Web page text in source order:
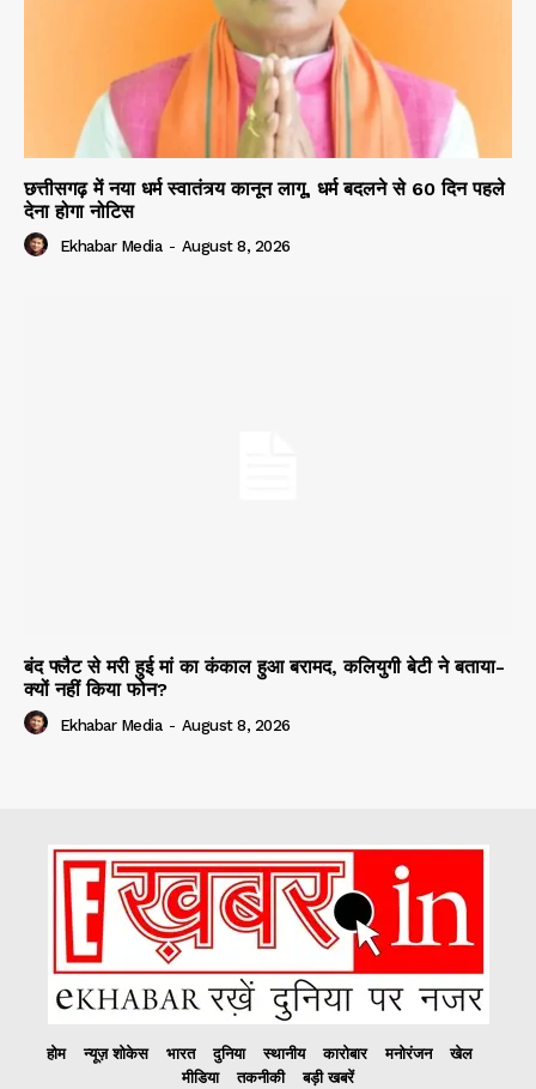
छत्तीसगढ़ में नया धर्म स्वातंत्र्य कानून लागू, धर्म बदलने से 60 दिन पहले
देना होगा नोटिस
Ekhabar Media - August 8, 2026
बंद फ्लैट से मरी हुई मां का कंकाल हुआ बरामद, कलियुगी बेटी ने बताया-
क्यों नहीं किया फोन?
Ekhabar Media - August 8, 2026
होम न्यूज़ शोकेस भारत दुनिया स्थानीय कारोबार मनोरंजन
खेल
मीडिया
तकनीकी बड़ी खबरें